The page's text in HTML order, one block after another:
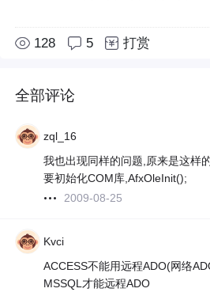
128 5 打赏
全部评论
zql_16
我也出现同样的问题,原来是这样
要初始化COM库,AfxOleInit();
2009-08-25
Kvci
ACCESS不能用远程ADO(网络
MSSQL才能远程ADO